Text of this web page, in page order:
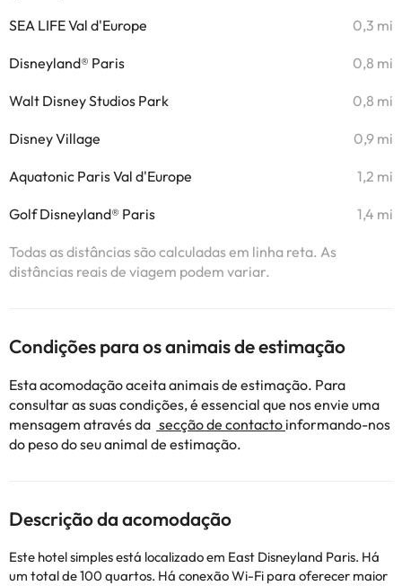
SEA LIFE Val d'Europe 0,3 mi
Disneyland® Paris 0,8 mi
Walt Disney Studios Park 0,8 mi
Disney Village 0,9 mi
Aquatonic Paris Val d'Europe 1,2 mi
Golf Disneyland® Paris 1,4 mi
Todas as distâncias são calculadas em linha reta. As
distâncias reais de viagem podem variar.
Condições para os animais de estimação
Esta acomodação aceita animais de estimação. Para
consultar as suas condições, é essencial que nos envie uma
mensagem através da secção de contacto informando-nos
do peso do seu animal de estimação.
Descrição da acomodação
Este hotel simples está localizado em East Disneyland Paris. Há
um total de 100 quartos. Há conexão Wi-Fi para oferecer maior